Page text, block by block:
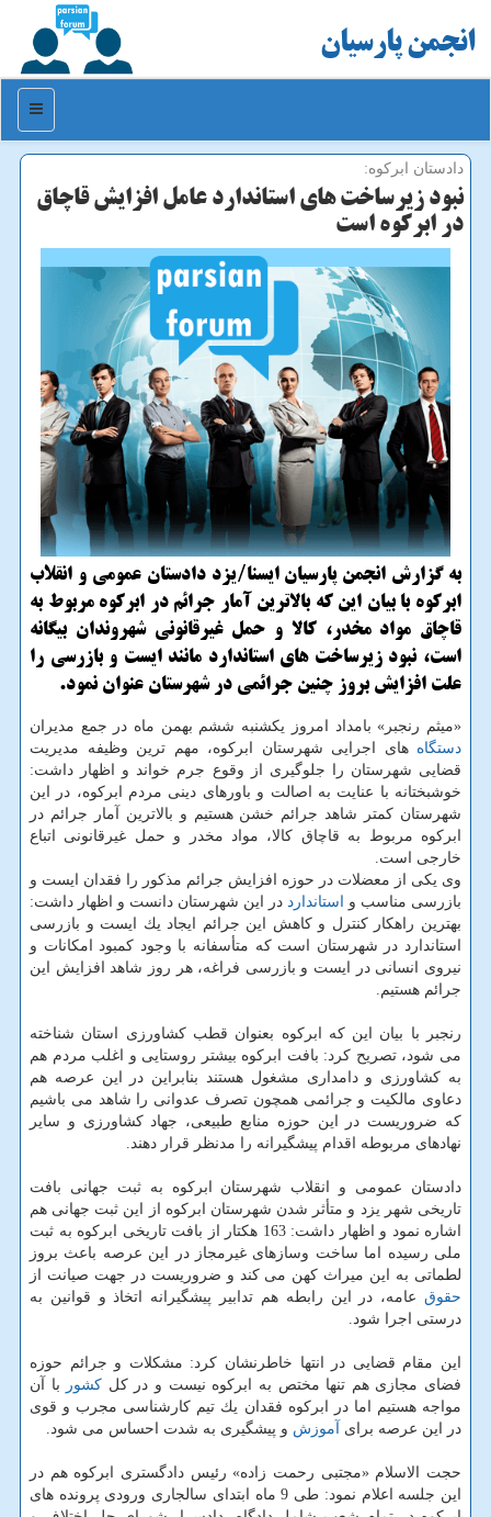
انجمن پارسیان
منو
دادستان ابركوه:
نبود زیرساخت های استاندارد عامل افزایش قاچاق
در ابركوه است
به گزارش انجمن پارسیان ایسنا/یزد دادستان عمومی و انقلاب
ابركوه با بیان این كه بالاترین آمار جرائم در ابركوه مربوط به
قاچاق مواد مخدر، كالا و حمل غیرقانونی شهروندان بیگانه
است، نبود زیرساخت های استاندارد مانند ایست و بازرسی را
علت افزایش بروز چنین جرائمی در شهرستان عنوان نمود.
«میثم رنجبر» بامداد امروز یكشنبه ششم بهمن ماه در جمع مدیران
دستگاه های اجرایی شهرستان ابركوه، مهم ترین وظیفه مدیریت
قضایی شهرستان را جلوگیری از وقوع جرم خواند و اظهار داشت:
خوشبختانه با عنایت به اصالت و باورهای دینی مردم ابركوه، در این
شهرستان كمتر شاهد جرائم خشن هستیم و بالاترین آمار جرائم در
ابركوه مربوط به قاچاق كالا، مواد مخدر و حمل غیرقانونی اتباع
خارجی است.
وی یكی از معضلات در حوزه افزایش جرائم مذكور را فقدان ایست و
بازرسی مناسب و استاندارد در این شهرستان دانست و اظهار داشت:
بهترین راهكار كنترل و كاهش این جرائم ایجاد یك ایست و بازرسی
استاندارد در شهرستان است كه متأسفانه با وجود كمبود امكانات و
نیروی انسانی در ایست و بازرسی فراغه، هر روز شاهد افزایش این
جرائم هستیم.
رنجبر با بیان این كه ابركوه بعنوان قطب كشاورزی استان شناخته
می شود، تصریح كرد: بافت ابركوه بیشتر روستایی و اغلب مردم هم
به كشاورزی و دامداری مشغول هستند بنابراین در این عرصه هم
دعاوی مالكیت و جرائمی همچون تصرف عدوانی را شاهد می باشیم
كه ضروریست در این حوزه منابع طبیعی، جهاد كشاورزی و سایر
نهادهای مربوطه اقدام پیشگیرانه را مدنظر قرار دهند.
دادستان عمومی و انقلاب شهرستان ابركوه به ثبت جهانی بافت
تاریخی شهر یزد و متأثر شدن شهرستان ابركوه از این ثبت جهانی هم
اشاره نمود و اظهار داشت: 163 هكتار از بافت تاریخی ابركوه به ثبت
ملی رسیده اما ساخت وسازهای غیرمجاز در این عرصه باعث بروز
لطماتی به این میراث كهن می كند و ضروریست در جهت صیانت از
حقوق عامه، در این رابطه هم تدابیر پیشگیرانه اتخاذ و قوانین به
درستی اجرا شود.
این مقام قضایی در انتها خاطرنشان كرد: مشكلات و جرائم حوزه
فضای مجازی هم تنها مختص به ابركوه نیست و در كل كشور
با آن
مواجه هستیم اما در ابركوه فقدان یك تیم كارشناسی مجرب و قوی
در این عرصه برای آموزش و پیشگیری به شدت احساس می شود.
حجت الاسلام «مجتبی رحمت زاده» رئیس دادگستری ابركوه هم در
این جلسه اعلام نمود: طی 9 ماه ابتدای سالجاری ورودی پرونده های